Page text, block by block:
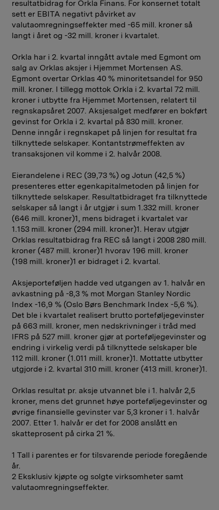
resultatbidrag for Orkla Finans. For konsernet totalt
sett er EBITA negativt påvirket av
valutaomregningseffekter med -65 mill. kroner så
langt i året og -32 mill. kroner i kvartalet.
Orkla har i 2. kvartal inngått avtale med Egmont om
salg av Orklas aksjer i Hjemmet Mortensen AS.
Egmont overtar Orklas 40 % minoritets­andel for 950
mill. kroner. I tillegg mottok Orkla i 2. kvartal 72 mill.
kroner i utbytte fra Hjemmet Mortensen, relatert til
regnskapsåret 2007. Aksjesalget medfører en bokført
gevinst for Orkla i 2. kvartal på 830 mill. kroner.
Denne inngår i regnskapet på linjen for resultat fra
tilknyttede selskaper. Kontantstrømeffekten av
transaksjonen vil komme i 2. halvår 2008.
Eierandelene i REC (39,73 %) og Jotun (42,5 %)
presenteres etter egenkapitalmetoden på linjen for
tilknyttede selskaper. Resultatbidraget fra tilknyttede
selskaper så langt i år utgjør i sum 1.332 mill. kroner
(646 mill. kroner)1, mens bidraget i kvartalet var
1.153 mill. kroner (294 mill. kroner)1. Herav utgjør
Orklas resultatbidrag fra REC så langt i 2008 280 mill.
kroner (487 mill. kroner)1 hvorav 196 mill. kroner
(198 mill. kroner)1 er bidraget i 2. kvartal.
Aksjeporteføljen hadde ved utgangen av 1. halvår en
avkastning på -8,3 % mot Morgan Stanley Nordic
Index -16,9 % (Oslo Børs ­Benchmark Index -5,6 %).
Det ble i kvartalet realisert brutto portefølje­gevinster
på 663 mill. kroner, men nedskrivninger i tråd med
IFRS på 527 mill. kroner gjør at porteføljegevinster og
­endring i virkelig verdi på tilknyttede selskaper ble
112 mill. kroner (1.011 mill. kroner)1. Mottatte utbytter
utgjorde i 2. kvartal 310 mill. kroner (413 mill. kroner)1.
Orklas resultat pr. aksje utvannet ble i 1. halvår 2,5
kroner, mens det grunnet høye porteføljegevinster og
øvrige finansielle gevinster var 5,3 kroner i 1. halvår
2007. Etter 1. halvår er det for 2008 anslått en
skatteprosent på cirka 21 %.
1 Tall i parentes er for tilsvarende periode foregående
år.
2 Eksklusiv kjøpte og solgte virksomheter samt
valutaomregningseffekter.